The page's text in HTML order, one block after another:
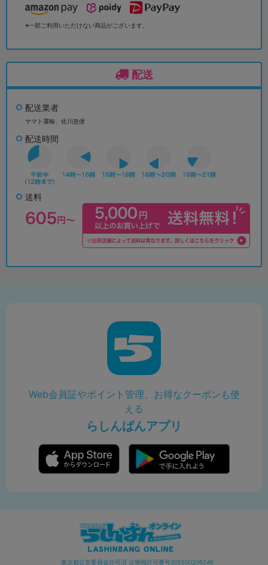
※一部ご利用いただけない商品がございます。
配送
配送業者
ヤマト運輸、佐川急便
配送時間
送料
Web会員証やポイント管理、お得なクーポンも使
える
らしんばんアプリ
東京都公安委員会許可済 古物商許可番号305500206246